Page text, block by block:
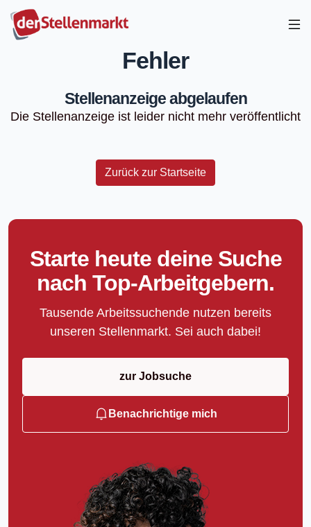
Fehler
Stellenanzeige abgelaufen
Die Stellenanzeige ist leider nicht mehr veröffentlicht
Zurück zur Startseite
Starte heute deine Suche
nach Top-Arbeitgebern.
Tausende Arbeitssuchende nutzen bereits
unseren Stellenmarkt. Sei auch dabei!
zur Jobsuche
Benachrichtige mich